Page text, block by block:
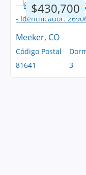
$430,700
Meeker, CO
Código Postal
81641
3